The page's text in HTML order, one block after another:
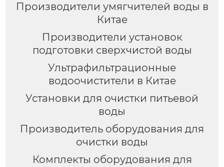
Производители умягчителей воды в
Китае
Производители установок
подготовки сверхчистой воды
Ультрафильтрационные
водоочистители в Китае
Установки для очистки питьевой
воды
Производитель оборудования для
очистки воды
Комплекты оборудования для